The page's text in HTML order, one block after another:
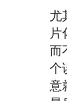
尤
片
而
个
意